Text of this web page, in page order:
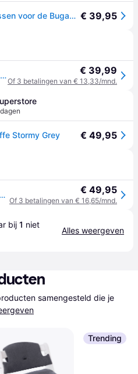
Bugaboo Giraffe babyset kussen voor de Bugaboo Giraffe kinderstoel babyset, set met kussens voor de rugleuning en zitting, hoogwaardige stoffen, water- en vlekafstotend, Grijs € 39,95
Bugaboo Giraffe baby pillow set - Grey € 39,99
Of 3 betalingen van € 13,33/mnd.
Stormy Grey € 49,95
Bugaboo Giraffe baby kussenset - Arctic white € 49,95
Of 3 betalingen van € 16,65/mnd.
bij 1 niet
Alles weergeven
samengesteld die je
Trending